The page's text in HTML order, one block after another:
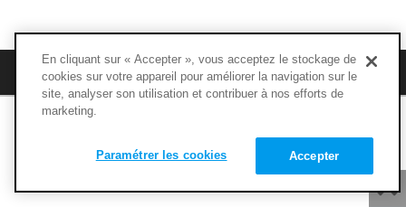
M’enregistrer FAQ
Copyright © 1994 - 2020 - NUTRIMUSCLE - Tous droits réservés
En cliquant sur « Accepter », vous acceptez le stockage de
cookies sur votre appareil pour améliorer la navigation sur le
site, analyser son utilisation et contribuer à nos efforts de
marketing.
Accepter
Paramétrer les cookies